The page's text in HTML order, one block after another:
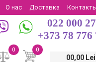
О нас Доставка
Возврат
022 000
+373 78 776
0
00,00 Lei
0